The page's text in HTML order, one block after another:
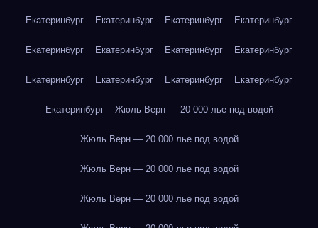
Екатеринбург Екатеринбург Екатеринбург Екатеринбург
Екатеринбург Екатеринбург Екатеринбург Екатеринбург
Екатеринбург Екатеринбург Екатеринбург Екатеринбург
Екатеринбург Жюль Верн — 20 000 лье под водой
Жюль Верн — 20 000 лье под водой
Жюль Верн — 20 000 лье под водой
Жюль Верн — 20 000 лье под водой